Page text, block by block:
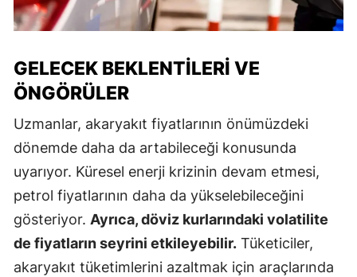
GELECEK BEKLENTILERI VE
ÖNGÖRÜLER
Uzmanlar, akaryakıt fiyatlarının önümüzdeki
dönemde daha da artabileceği konusunda
uyarıyor. Küresel enerji krizinin devam etmesi,
petrol fiyatlarının daha da yükselebileceğini
gösteriyor. Ayrıca, döviz kurlarındaki volatilite
de fiyatların seyrini etkileyebilir. Tüketiciler,
akaryakıt tüketimlerini azaltmak için araçlarında